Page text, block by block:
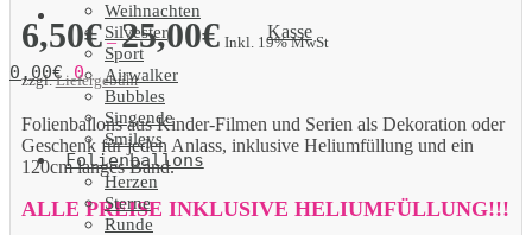
Kasse
0,00€ 0
Weihnachten
Silvester
Sport
Airwalker
Bubbles
Singende
Smileys
Folienballons
Herzen
Sterne
Runde
6,50€–25,00€ Inkl. 19% MwSt
zzgl.Liefergebühr
Folienballons aus Kinder-Filmen und Serien als Dekoration oder
Geschenk für jeden Anlass, inklusive Heliumfüllung und ein
120cm langes Band.
ALLE PREISE INKLUSIVE HELIUMFÜLLUNG!!!